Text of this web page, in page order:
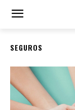
SEGUROS